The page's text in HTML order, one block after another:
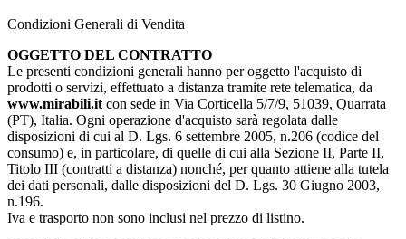
Condizioni Generali di Vendita
OGGETTO DEL CONTRATTO
Le presenti condizioni generali hanno per oggetto l'acquisto di
prodotti o servizi, effettuato a distanza tramite rete telematica, da
www.mirabili.it con sede in Via Corticella 5/7/9, 51039, Quarrata
(PT), Italia. Ogni operazione d'acquisto sarà regolata dalle
disposizioni di cui al D. Lgs. 6 settembre 2005, n.206 (codice del
consumo) e, in particolare, di quelle di cui alla Sezione II, Parte II,
Titolo III (contratti a distanza) nonché, per quanto attiene alla tutela
dei dati personali, dalle disposizioni del D. Lgs. 30 Giugno 2003,
n.196.
Iva e trasporto non sono inclusi nel prezzo di listino.